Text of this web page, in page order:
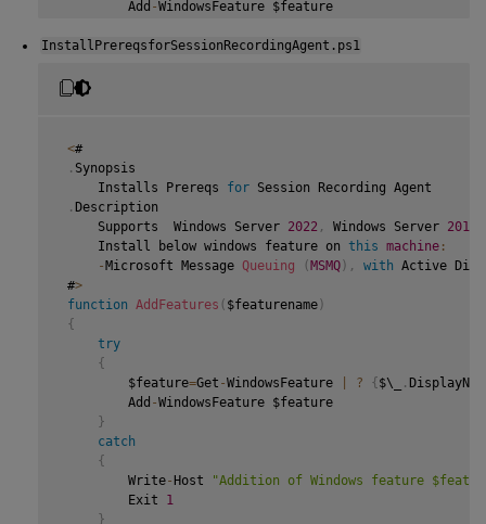
         Add
-WindowsFeature $feature
catch
         Write
     Write
$system = gwmi win32_operatingSystem
-not ( ( $system - Like
'\*Microsoft Windows Server
     Write
     Exit
}
# Start to install Windows feature
Module ServerManager
AddFeatures
AddFeatures
AddFeatures
AddFeatures( 'Web-Metabase' ) # IIS 6 Metabase
AddFeatures( 'Web-WMI'
AddFeatures
InstallPrereqsforSessionRecordingAgent.ps1
<#
. Synopsis
     Installs Prereqs
for Session Recording Agent
. Description
     Supports  Windows Server
2022 , Windows Server 2019
     Install below windows feature on
this machine :
-Microsoft Message Queuing (MSMQ) , with Active
#>
function AddFeatures ( $featurename)
{
try
{
         $feature
=Get -WindowsFeature ? {$\_ .
         Add
-WindowsFeature $feature
}
catch
{
         Write
-Host
"Addition of Windows feature
         Exit
1
}